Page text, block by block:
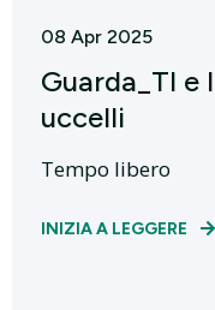
08 Apr 2025
Guarda_TI
uccelli
Tempo libero
INIZIA A LEGGERE